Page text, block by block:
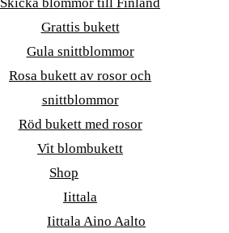
Grattis bukett
Gula snittblommor
Rosa bukett av rosor och
snittblommor
Röd bukett med rosor
Vit blombukett
Shop
Iittala
Iittala Aino Aalto